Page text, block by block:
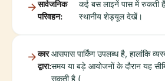
सार्वजनिक
परिवहन:
कई बस लाइनें पास में रुकती हैं;
स्थानीय शेड्यूल देखें।
कार
द्वारा:
आसपास पार्किंग उपलब्ध है, हालांकि
समय या बड़े आयोजनों के दौरान यह
सकती है (